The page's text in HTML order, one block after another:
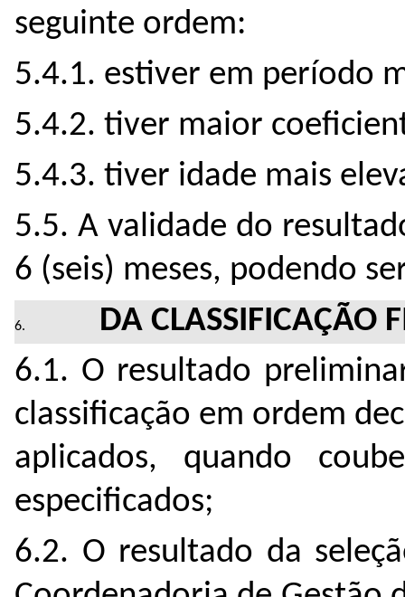
seguinte ordem:
5.4.1. estiver em período
5.4.2. tiver maior
5.4.3. tiver idade mais
5.5. A validade do
6 (seis) meses, podendo
DA CLASSIFICAÇÃO
6.1. O resultado
classificação em ordem
aplicados, quando
especificados;
6.2. O resultado da